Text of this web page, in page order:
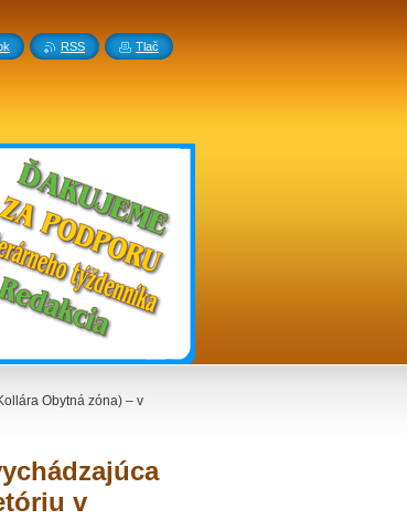
Obytná zóna) – v
v
RSS Tlač